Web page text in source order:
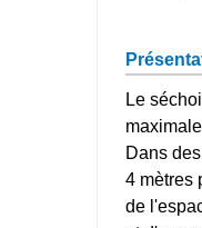
Le
Dans
4 mètres
de